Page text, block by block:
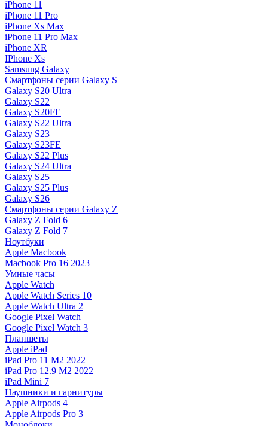
iPhone 11
iPhone 11 Pro
iPhone Xs Max
iPhone 11 Pro Max
iPhone XR
IPhone Xs
Samsung Galaxy
Смартфоны серии Galaxy S
Galaxy S20 Ultra
Galaxy S22
Galaxy S20FE
Galaxy S22 Ultra
Galaxy S23
Galaxy S23FE
Galaxy S22 Plus
Galaxy S24 Ultra
Galaxy S25
Galaxy S25 Plus
Galaxy S26
Смартфоны серии Galaxy Z
Galaxy Z Fold 6
Galaxy Z Fold 7
Ноутбуки
Apple Macbook
Macbook Pro 16 2023
Умные часы
Apple Watch
Apple Watch Series 10
Apple Watch Ultra 2
Google Pixel Watch
Google Pixel Watch 3
Планшеты
Apple iPad
iPad Pro 11 M2 2022
iPad Pro 12.9 M2 2022
iPad Mini 7
Наушники и гарнитуры
Apple Airpods 4
Apple Airpods Pro 3